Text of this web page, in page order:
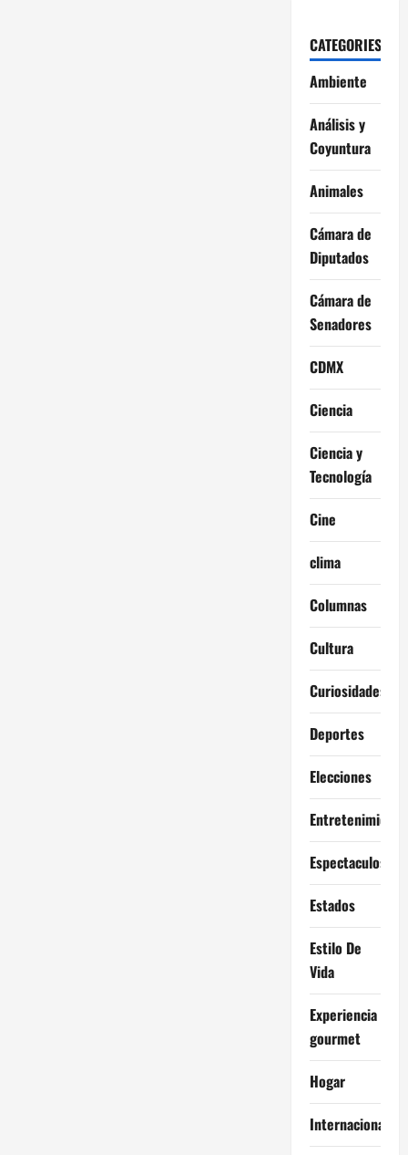
CATEGORIES
Ambiente
Análisis y
Coyuntura
Animales
Cámara de
Diputados
Cámara de
Senadores
CDMX
Ciencia
Ciencia y
Tecnología
Cine
clima
Columnas
Cultura
Curiosidades
Deportes
Elecciones
Entretenimiento
Espectaculos
Estados
Estilo De
Vida
Experiencia
gourmet
Hogar
Internacional